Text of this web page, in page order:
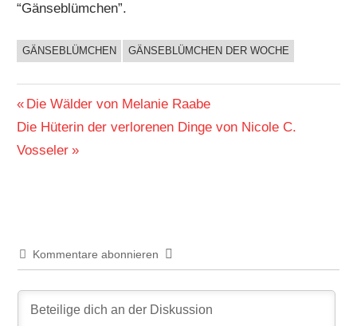
“Gänseblümchen”.
BUCHIGES
GÄNSEBLÜMCHEN GÄNSEBLÜMCHEN DER WOCHE
Beitragsnavigation
Vorheriger
Beitrag:
Die Wälder von Melanie Raabe
Nächster
Beitrag:
Die Hüterin der verlorenen Dinge von Nicole C.
Vosseler
Kommentare abonnieren